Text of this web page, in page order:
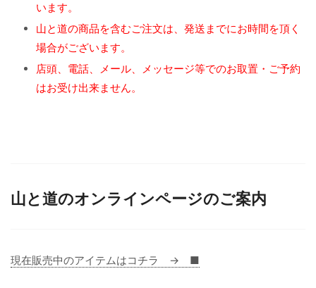
います。
山と道の商品を含むご注文は、発送までにお時間を頂く
場合がございます。
店頭、電話、メール、メッセージ等でのお取置・ご予約
はお受け出来ません。
山と道のオンラインページのご案内
現在販売中のアイテムはコチラ → ■